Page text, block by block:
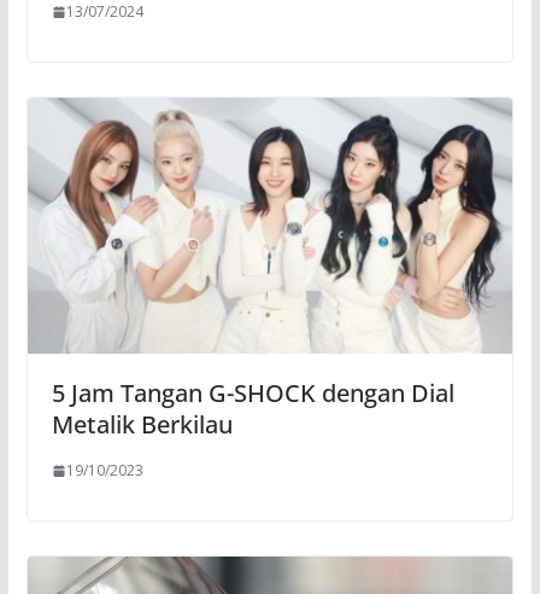
13/07/2024
5 Jam Tangan G-SHOCK dengan Dial
Metalik Berkilau
19/10/2023